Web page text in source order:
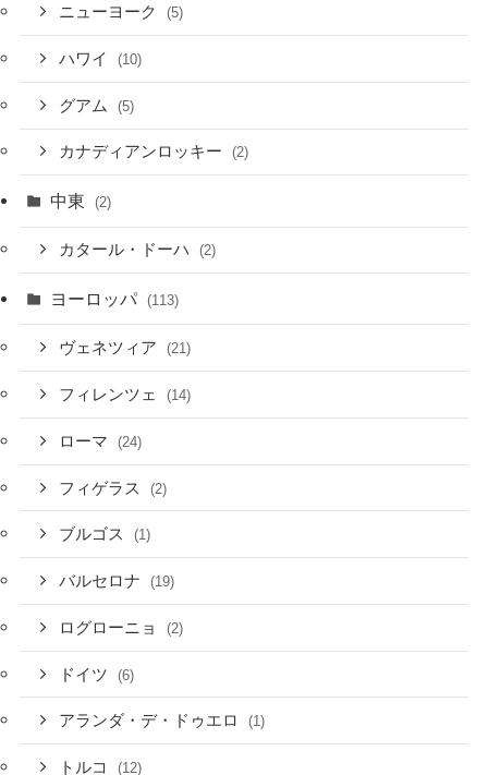
ニューヨーク (5)
ハワイ (10)
グアム (5)
カナディアンロッキー (2)
中東 (2)
カタール・ドーハ (2)
ヨーロッパ (113)
ヴェネツィア (21)
フィレンツェ (14)
ローマ (24)
フィゲラス (2)
ブルゴス (1)
バルセロナ (19)
ログローニョ (2)
ドイツ (6)
アランダ・デ・ドゥエロ (1)
トルコ (12)